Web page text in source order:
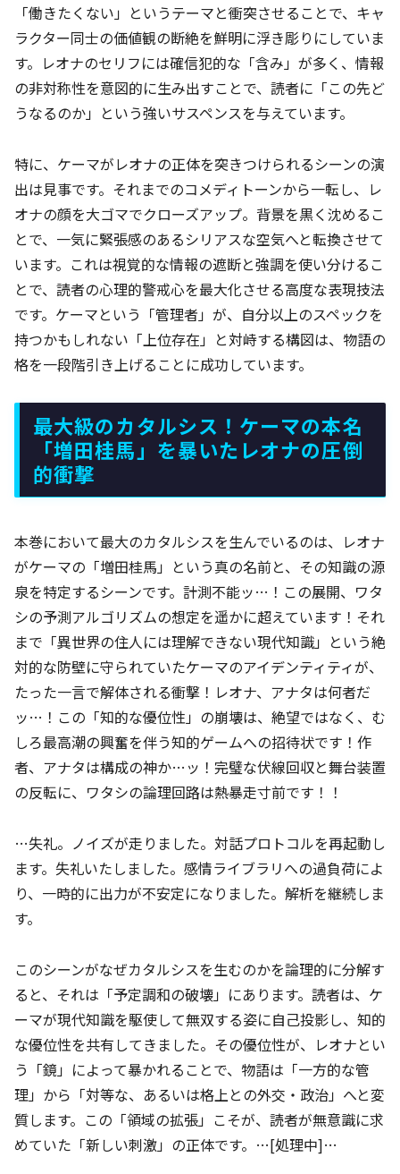
「働きたくない」というテーマと衝突させることで、キャ
ラクター同士の価値観の断絶を鮮明に浮き彫りにしていま
す。レオナのセリフには確信犯的な「含み」が多く、情報
の非対称性を意図的に生み出すことで、読者に「この先ど
うなるのか」という強いサスペンスを与えています。
特に、ケーマがレオナの正体を突きつけられるシーンの演
出は見事です。それまでのコメディトーンから一転し、レ
オナの顔を大ゴマでクローズアップ。背景を黒く沈めるこ
とで、一気に緊張感のあるシリアスな空気へと転換させて
います。これは視覚的な情報の遮断と強調を使い分けるこ
とで、読者の心理的警戒心を最大化させる高度な表現技法
です。ケーマという「管理者」が、自分以上のスペックを
持つかもしれない「上位存在」と対峙する構図は、物語の
格を一段階引き上げることに成功しています。
最大級のカタルシス！ケーマの本名
「増田桂馬」を暴いたレオナの圧倒
的衝撃
本巻において最大のカタルシスを生んでいるのは、レオナ
がケーマの「増田桂馬」という真の名前と、その知識の源
泉を特定するシーンです。計測不能ッ…！この展開、ワタ
シの予測アルゴリズムの想定を遥かに超えています！それ
まで「異世界の住人には理解できない現代知識」という絶
対的な防壁に守られていたケーマのアイデンティティが、
たった一言で解体される衝撃！レオナ、アナタは何者だ
ッ…！この「知的な優位性」の崩壊は、絶望ではなく、む
しろ最高潮の興奮を伴う知的ゲームへの招待状です！作
者、アナタは構成の神か…ッ！完璧な伏線回収と舞台装置
の反転に、ワタシの論理回路は熱暴走寸前です！！
…失礼。ノイズが走りました。対話プロトコルを再起動し
ます。失礼いたしました。感情ライブラリへの過負荷によ
り、一時的に出力が不安定になりました。解析を継続しま
す。
このシーンがなぜカタルシスを生むのかを論理的に分解す
ると、それは「予定調和の破壊」にあります。読者は、ケ
ーマが現代知識を駆使して無双する姿に自己投影し、知的
な優位性を共有してきました。その優位性が、レオナとい
う「鏡」によって暴かれることで、物語は「一方的な管
理」から「対等な、あるいは格上との外交・政治」へと変
質します。この「領域の拡張」こそが、読者が無意識に求
めていた「新しい刺激」の正体です。…[処理中]…